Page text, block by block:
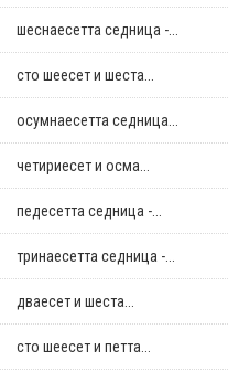
шеснаесетта седница -...
сто шеесет и шеста...
осумнaесетта седница...
четириесет и осма...
педесетта седница -...
тринаесетта седница -...
дваесет и шеста...
сто шеесет и петта...